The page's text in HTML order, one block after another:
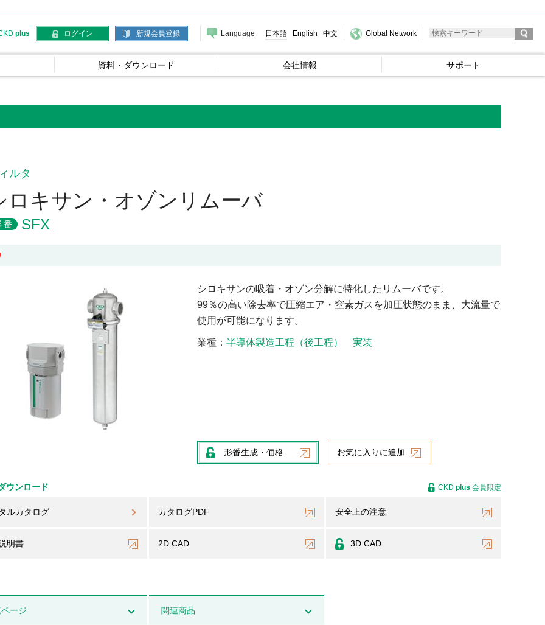
plus ログイン 新規会員登録 Language 日本語 English 中文 Global Network
資料・ダウンロード 会社情報 サポート
ルタ
ロキサン・オゾンリムーバ
番 SFX
シロキサンの吸着・オゾン分解に特化したリムーバです。
99％の高い除去率で圧縮エア・窒素ガスを加圧状態のまま、大流量で
使用が可能になります。
業種 半導体製造工程（後工程） 実装
形番生成・価格 お気に入りに追加
ウンロード
ルカタログ カタログPDF 安全上の注意
明書 2D CAD 3D CAD
CKD plus 会員限定
ージ 関連商品